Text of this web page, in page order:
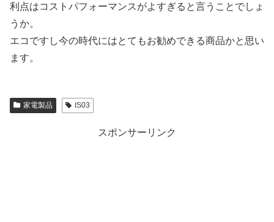
利点はコストパフォーマンスがよすぎると言うことでしょ
うか。
エコですし今の時代にはとてもお勧めできる商品かと思い
ます。
家電製品 IS03
スポンサーリンク